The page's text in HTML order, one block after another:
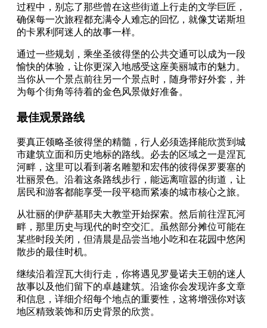
过程中，别忘了那些曾在这些街道上行走的文学巨匠，
确保每一次旅程都充满令人难忘的回忆，就像艾诺斯坦
的卡累利阿迷人的故事一样。
通过一些规划，乘坐圣彼得堡的公共交通可以成为一段
愉快的体验，让你更深入地感受这座美丽城市的魅力。
当你从一个景点前往另一个景点时，随身带好外套，并
为每个街角等待着的金色风景做好准备。
最佳观景路线
要真正领略圣彼得堡的精髓，行人必须选择能欣赏到城
市建筑立面和历史地标的路线。必去的区域之一是涅瓦
河畔，这里可以看到著名雕塑和宏伟的彼得保罗要塞的
壮丽景色。沿着这条路线步行，能远离喧嚣的街道，让
居民和游客都能享受一段平稳而紧凑的城市核心之旅。
从壮丽的伊萨基耶夫大教堂开始探索。然后前往涅瓦河
畔，那里历史与现代的时空交汇。虽然部分摊位可能在
某些时段关闭，但清晨是品尝当地小吃和在花园中悠闲
散步的最佳时机。
继续沿着涅瓦大街行走，你将遇见罗曼诺夫王朝的迷人
故事以及他们留下的卓越建筑。沿途你会发现许多文章
和信息，详细介绍每个地点的重要性，这将增强你对该
地区精致装饰和历史背景的欣赏。